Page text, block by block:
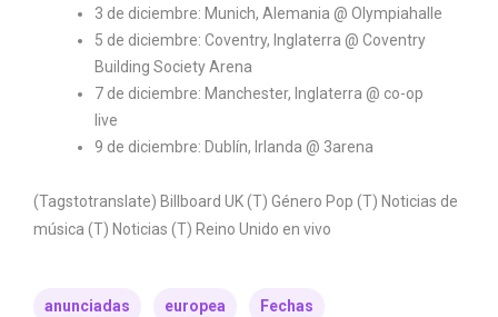
3 de diciembre: Munich, Alemania @ Olympiahalle
5 de diciembre: Coventry, Inglaterra @ Coventry
Building Society Arena
7 de diciembre: Manchester, Inglaterra @ co-op
live
9 de diciembre: Dublín, Irlanda @ 3arena
(Tagstotranslate) Billboard UK (T) Género Pop (T) Noticias de
música (T) Noticias (T) Reino Unido en vivo
anunciadas europea Fechas